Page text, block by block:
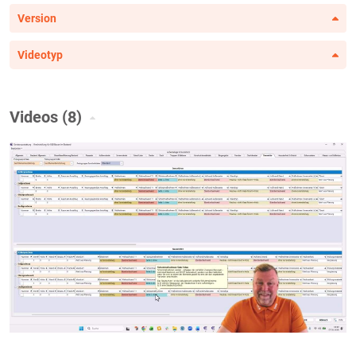
Balkonentwässerung
französische Balkone
Eckfenster
erweiterte Fenster/Sonderfenster
Fenster
Flachdachfenster
Garagentore
Haustüren
Haustürseitenteile
Innentüren
Raumteiler und Sichtfachwerk
Version
Videotyp
Videos (8)